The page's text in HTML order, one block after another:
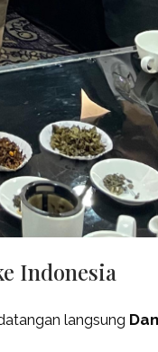
Indonesia
langsung